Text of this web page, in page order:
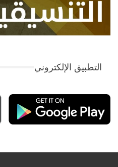
التطبيق الإلكتروني